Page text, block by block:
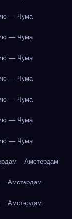
— Чума
— Чума
— Чума
— Чума
— Чума
— Чума
— Чума
Амстердам
Амстердам
Амстердам